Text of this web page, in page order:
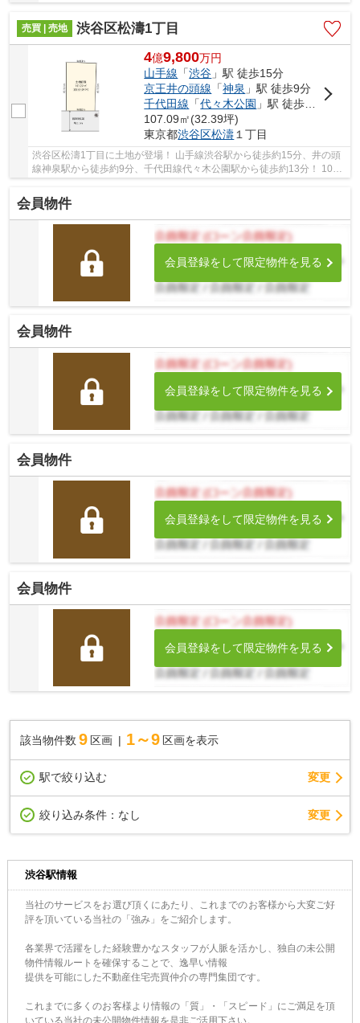
売買 | 売地 渋谷区松濤1丁目
4億9,800万円
山手線 「渋谷 」駅 徒歩15分
京王井の頭線 「神泉 」駅 徒歩9分
千代田線 「代々木公園 」駅 徒歩13分
107.09㎡(32.39坪)
東京都渋谷区松濤 １丁目
渋谷区松濤1丁目に土地が登場！ 山手線渋谷駅から徒歩約15分、井の頭
線神泉駅から徒歩約9分、千代田線代々木公園駅から徒歩約13分！ 10路
線3駅利用可能な大変便利な立地に位置した物件...
会員物件
会員登録をして限定物件を見る
会員物件
会員登録をして限定物件を見る
会員物件
会員登録をして限定物件を見る
会員物件
会員登録をして限定物件を見る
該当物件数 9 区画 1～9 区画を表示
駅で絞り込む 変更
絞り込み条件： なし 変更
渋谷駅情報
当社のサービスをお選び頂くにあたり、これまでのお客様から大変ご好
評を頂いている当社の「強み」をご紹介します。
各業界で活躍をした経験豊かなスタッフが人脈を活かし、独自の未公開
物件情報ルートを確保することで、逸早い情報
提供を可能にした不動産住宅売買仲介の専門集団です。
これまでに多くのお客様より情報の「質」・「スピード」にご満足を頂
いている当社の未公開物件情報を是非ご活用下さい。